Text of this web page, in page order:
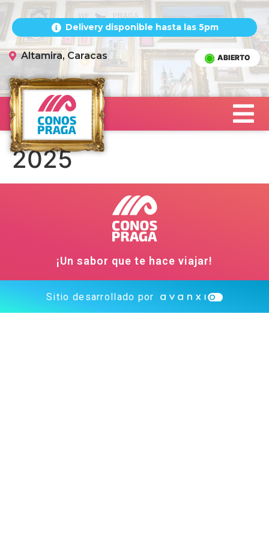
Delivery disponible hasta las 5pm
Altamira, Caracas ABIERTO
2025
¡Un sabor que te hace viajar!
Sitio desarrollado por